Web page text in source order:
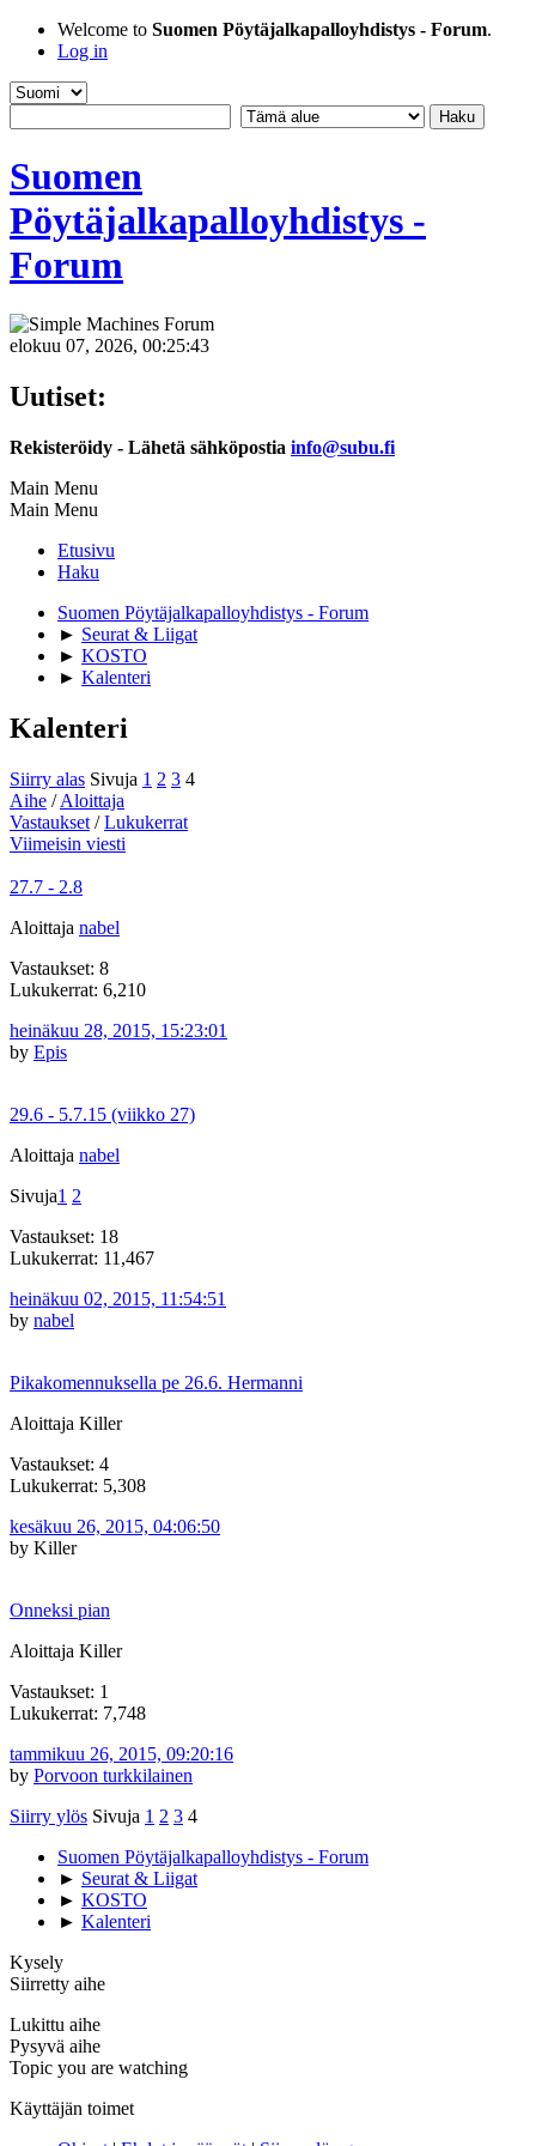
Welcome to Suomen Pöytäjalkapalloyhdistys - Forum.
Log in
Suomen
Pöytäjalkapalloyhdistys -
Forum
elokuu 07, 2026, 00:25:43
Uutiset:
Rekisteröidy - Lähetä sähköpostia info@subu.fi
Main Menu
Main Menu
Etusivu
Haku
Suomen Pöytäjalkapalloyhdistys - Forum
► Seurat & Liigat
► KOSTO
► Kalenteri
Kalenteri
Siirry alas Sivuja 1 2 3 4
Aihe /Aloittaja
Vastaukset /Lukukerrat
Viimeisin viesti
27.7 - 2.8
Aloittaja nabel
Vastaukset: 8
Lukukerrat: 6,210
heinäkuu 28, 2015, 15:23:01
by Epis
29.6 - 5.7.15 (viikko 27)
Aloittaja nabel
Sivuja1 2
Vastaukset: 18
Lukukerrat: 11,467
heinäkuu 02, 2015, 11:54:51
by nabel
Pikakomennuksella pe 26.6. Hermanni
Aloittaja Killer
Vastaukset: 4
Lukukerrat: 5,308
kesäkuu 26, 2015, 04:06:50
by Killer
Onneksi pian
Aloittaja Killer
Vastaukset: 1
Lukukerrat: 7,748
tammikuu 26, 2015, 09:20:16
by Porvoon turkkilainen
Siirry ylös Sivuja 1 2 3 4
Suomen Pöytäjalkapalloyhdistys - Forum
► Seurat & Liigat
► KOSTO
► Kalenteri
Kysely
Siirretty aihe
Lukittu aihe
Pysyvä aihe
Topic you are watching
Käyttäjän toimet